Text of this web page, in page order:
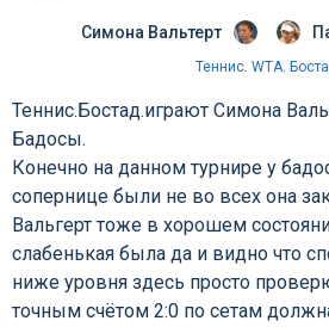
Симона Вальтерт
Теннис. WTA.
Теннис.Бостад.играют Симона
Бадосы.
Конечно на данном турнире у
сопернице были не во всех она
Вальгерт тоже в хорошем
слабенькая была да и видно что
ниже уровня здесь просто
точным счётом 2:0 по сетам